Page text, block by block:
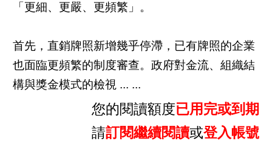
「更細、更嚴、更頻繁」。
首先，直銷牌照新增幾乎停滯，已有牌照的企業
也面臨更頻繁的制度審查。政府對金流、組織結
構與獎金模式的檢視 ... ...
您的閱讀額度已用完或到期
請訂閱繼續閱讀或登入帳號